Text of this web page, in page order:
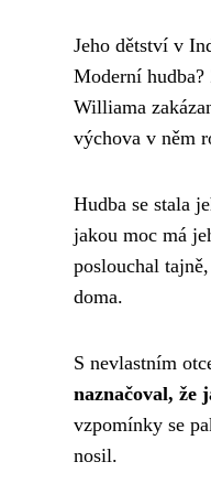
Jeho dětství v
Moderní
Williama
výchova v něm
Hudba se stala
jakou moc má
poslouchal
doma.
S nevlastním
naznačoval, že
vzpomínky se
nosil.